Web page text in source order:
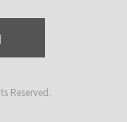
Reserved.